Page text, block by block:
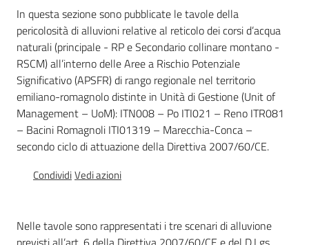
Ambiente
Argomenti
Novità
In questa sezione sono pubblicate le tavole della
pericolosità di alluvioni relative al reticolo dei corsi d’acqua
naturali (principale - RP e Secondario collinare montano -
RSCM) all’interno delle Aree a Rischio Potenziale
Significativo (APSFR) di rango regionale nel territorio
emiliano-romagnolo distinte in Unità di Gestione (Unit of
Management – UoM): ITN008 – Po ITI021 – Reno ITR081
– Bacini Romagnoli ITI01319 – Marecchia-Conca –
secondo ciclo di attuazione della Direttiva 2007/60/CE.
CondividiVedi azioni
Nelle tavole sono rappresentati i tre scenari di alluvione